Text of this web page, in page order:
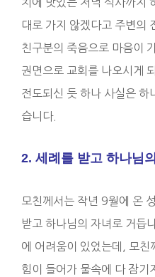
대로 가지 않겠다고 주변의
친구분의 죽음으로 마음이
권면으로 교회를 나오시게
전도되신 듯 하나 사실은 하
습니다.
2. 세례를 받고 하나님
모친께서는 작년 9월에 온
받고 하나님의 자녀로 거듭
에 어려움이 있었는데, 모친
힘이 들어가 물속에 다 잠기